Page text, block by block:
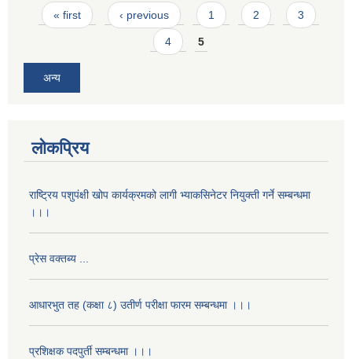
Pages
« first ‹ previous 1 2 3
4 5
अन्य
लोकप्रिय
राष्ट्रिय पशुपंक्षी खोप कार्यक्रमको लागी भ्याकसिनेटर नियुक्ती गर्ने सम्बन्धमा
।।।
प्रेस वक्तब्य ...
आधारभुत तह (कक्षा ८) उतीर्ण परीक्षा फारम सम्बन्धमा ।।।
प्रशिक्षक पदपुर्ती सम्बन्धमा ।।।